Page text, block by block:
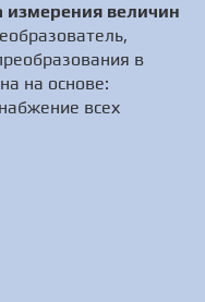
измерения величин
в
на основе:
всех